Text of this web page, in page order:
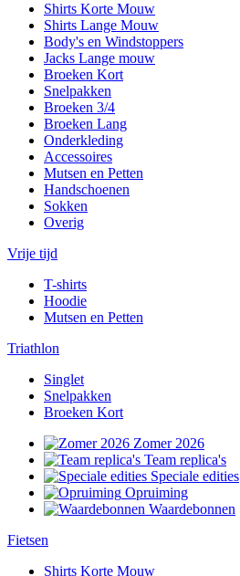
Shirts Korte Mouw
Shirts Lange Mouw
Body's en Windstoppers
Jacks Lange mouw
Broeken Kort
Snelpakken
Broeken 3/4
Broeken Lang
Onderkleding
Accessoires
Mutsen en Petten
Handschoenen
Sokken
Overig
Vrije tijd
T-shirts
Hoodie
Mutsen en Petten
Triathlon
Singlet
Snelpakken
Broeken Kort
Zomer 2026
Team replica's
Speciale edities
Opruiming
Waardebonnen
Fietsen
Shirts Korte Mouw